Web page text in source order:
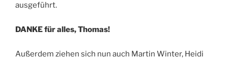
ausgeführt.
DANKE für alles, Thomas!
Außerdem ziehen sich nun auch Martin Winter, Heidi